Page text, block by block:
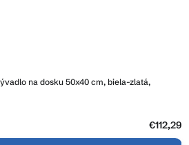
na dosku 50x40 cm, biela-zlatá,
€112,29